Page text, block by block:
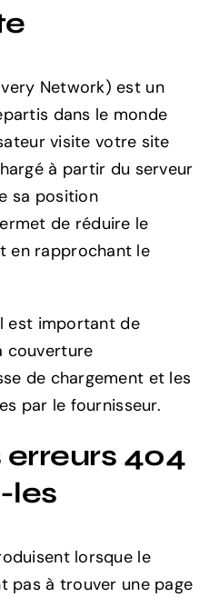
Network) est un
dans le monde
visite votre site
à partir du serveur
sa position
de réduire le
en rapprochant le
est important de
couverture
de chargement et les
par le fournisseur.
erreurs 404
les
lorsque le
pas à trouver une page